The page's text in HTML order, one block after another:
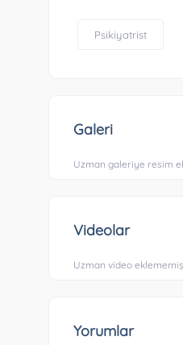
Psikiyatrist
Galeri
Uzman galeriye resim
Videolar
Uzman video
Yorumlar